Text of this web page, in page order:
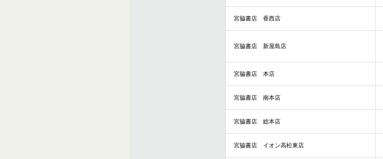
宮脇書店 香西店
宮脇書店 新屋島店
宮脇書店 本店
宮脇書店 南本店
宮脇書店 総本店
宮脇書店 イオン高松東店